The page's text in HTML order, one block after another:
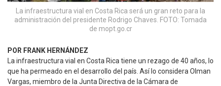
La infraestructura vial en Costa Rica será un gran reto para la
administración del presidente Rodrigo Chaves. FOTO: Tomada
de mopt.go.cr
POR FRANK HERNÁNDEZ
La infraestructura vial en Costa Rica tiene un rezago de 40 años, lo
que ha permeado en el desarrollo del país. Así lo considera Olman
Vargas, miembro de la Junta Directiva de la Cámara de